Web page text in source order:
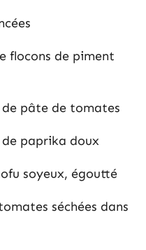
flocons de piment
de pâte de tomates
paprika doux
soyeux, égoutté
séchées dans